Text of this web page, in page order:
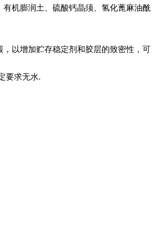
机膨润土、硫酸钙晶须、氢化蓖麻油酰
以增加贮存稳定剂和胶层的致密性，可
要求无水.